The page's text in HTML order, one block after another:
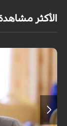
الأكثر